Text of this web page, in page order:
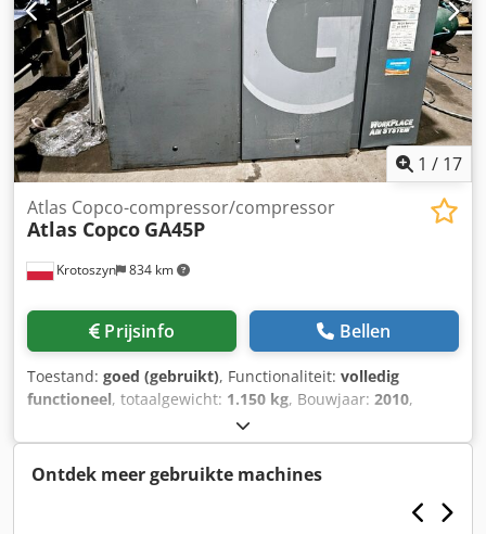
1 / 17
Krotoszyn 834 km
Atlas Copco-compressor/compressor
Atlas Copco GA45P
Prijsinfo Bellen
Toestand: goed (gebruikt), Functionaliteit: volledig
functioneel, totaalgewicht: 1.150 kg, Bouwjaar: 2010,
Compressor/Atlas Copco GA45P-compressor Maximale
toegestane werkdruk (MAWP) 7,8 bar/113 psi Capaciteit
133,7 l/s 183,3CFM 8,02 m³/min Spanning 400V 50Hz
Vermogen 45kW/60PK 2985 tpm Gewicht 1150kg
Ontdek meer gebruikte machines